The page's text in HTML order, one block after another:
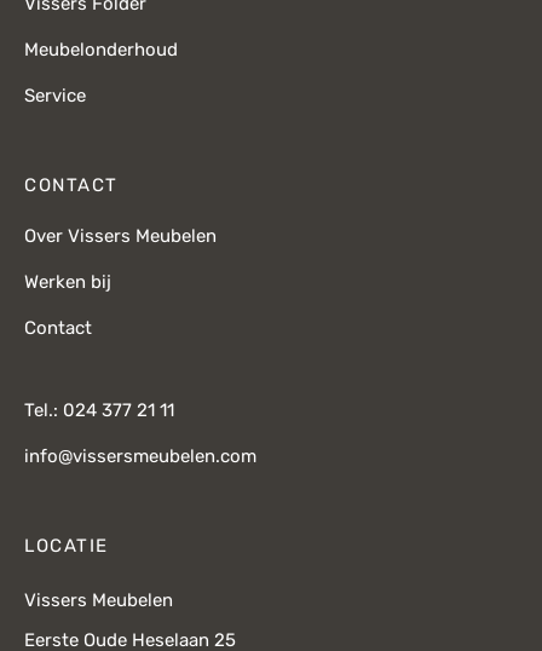
Meubelonderhoud
Service
CONTACT
Over Vissers Meubelen
Werken bij
Contact
Tel.: 024 377 21 11
info@vissersmeubelen.com
LOCATIE
Vissers Meubelen
Eerste Oude Heselaan 25